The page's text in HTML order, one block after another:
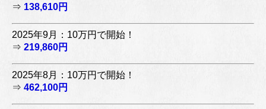
⇒ 138,610円
2025年9月：10万円で開始！
⇒ 219,860円
2025年8月：10万円で開始！
⇒ 462,100円